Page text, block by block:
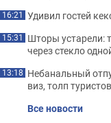
16:21 Удивил гостей
15:31 Шторы устарели:
через стекло
13:18 Небанальный
виз, толп
Все новости